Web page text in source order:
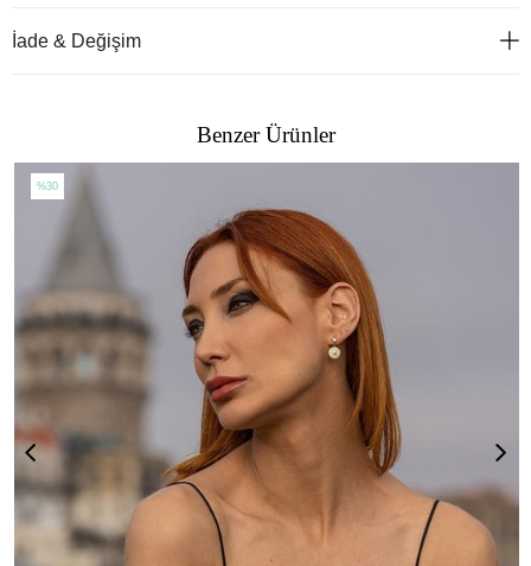
İade & Değişim
Benzer Ürünler
%30